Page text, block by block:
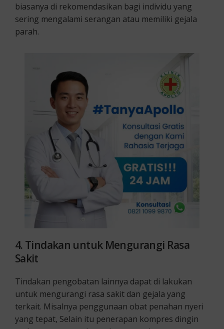
biasanya di rekomendasikan bagi individu yang
sering mengalami serangan atau memiliki gejala
parah.
4. Tindakan untuk Mengurangi Rasa
Sakit
Tindakan pengobatan lainnya dapat di lakukan
untuk mengurangi rasa sakit dan gejala yang
terkait. Misalnya penggunaan obat penahan nyeri
yang tepat, Selain itu penerapan kompres dingin